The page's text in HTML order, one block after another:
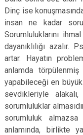
Dinç ise
insan ne kadar
Sorumluluklarını
dayanıklılığı azalır.
artar. Hayatın
anlamda törpülenmiş
yapabileceği en
sevdikleriyle alakalı,
sorumluluklar
sorumluluk
anlamında, birlikte